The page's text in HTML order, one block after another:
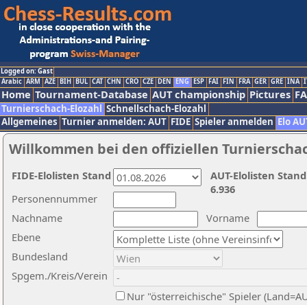
Logged on: Gast
Arabic ARM AZE BIH BUL CAT CHN CRO CZE DEN ENG ESP FAI FIN FRA GER GRE INA
Home Tournament-Database AUT championship Pictures
Turnierschach-Elozahl Schnellschach-Elozahl
Allgemeines Turnier anmelden: AUT FIDE Spieler anmelden Elo
Willkommen bei den offiziellen
Nachname
Vorname
Ebene
Personennummer
Bundesland
Spgem./Kreis/Verein
Nur "österreichische" Spieler
AUT-Elolisten
6.936
FIDE-Elolisten Stand